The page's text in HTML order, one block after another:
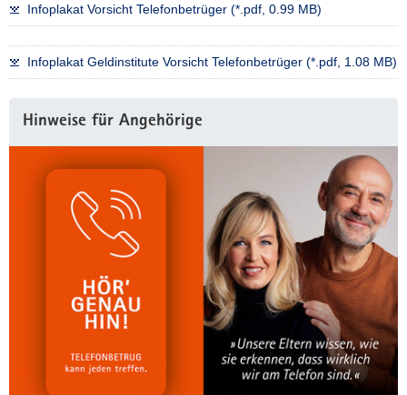
Infoplakat Vorsicht Telefonbetrüger (*.pdf, 0.99 MB)
Infoplakat Geldinstitute Vorsicht Telefonbetrüger (*.pdf, 1.08 MB)
Information
Hinweise für Angehörige